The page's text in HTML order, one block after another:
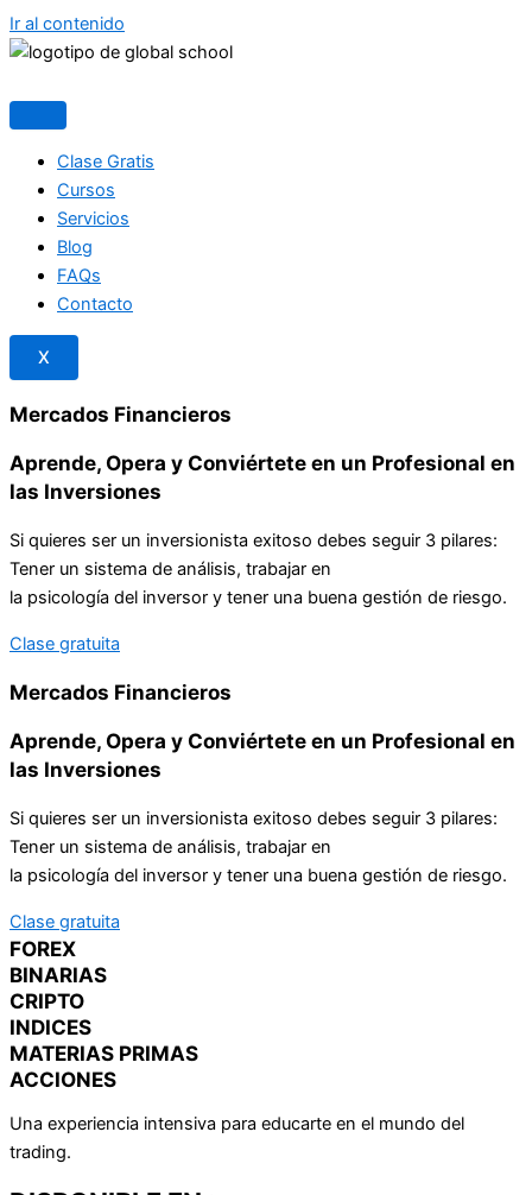
Ir al contenido
Clase Gratis
Cursos
Servicios
Blog
FAQs
Contacto
X
Mercados Financieros
Aprende, Opera y Conviértete en un Profesional en
las Inversiones
Si quieres ser un inversionista exitoso debes seguir 3 pilares:
Tener un sistema de análisis, trabajar en
la psicología del inversor y tener una buena gestión de riesgo.
Clase gratuita
Mercados Financieros
Aprende, Opera y Conviértete en un Profesional en
las Inversiones
Si quieres ser un inversionista exitoso debes seguir 3 pilares:
Tener un sistema de análisis, trabajar en
la psicología del inversor y tener una buena gestión de riesgo.
Clase gratuita
FOREX
BINARIAS
CRIPTO
INDICES
MATERIAS PRIMAS
ACCIONES
Una experiencia intensiva para educarte en el mundo del
trading.